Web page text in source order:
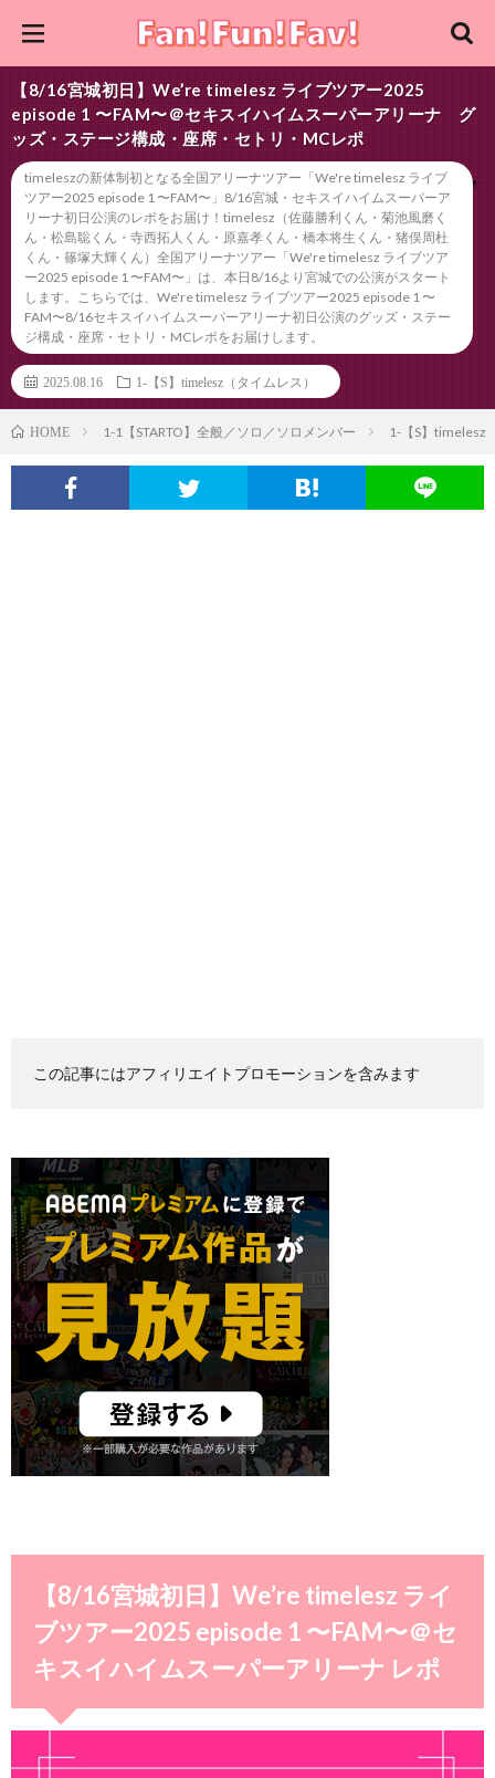
【8/16宮城初日】We’re timelesz ライブツアー2025
episode 1 〜FAM〜＠セキスイハイムスーパーアリーナ グ
ッズ・ステージ構成・座席・セトリ・MCレポ
timeleszの新体制初となる全国アリーナツアー「We're timelesz ライブ
ツアー2025 episode 1 〜FAM〜」8/16宮城・セキスイハイムスーパーア
リーナ初日公演のレポをお届け！timelesz（佐藤勝利くん・菊池風磨く
ん・松島聡くん・寺西拓人くん・原嘉孝くん・橋本将生くん・猪俣周杜
くん・篠塚大輝くん）全国アリーナツアー「We're timelesz ライブツア
ー2025 episode 1 〜FAM〜」は、本日8/16より宮城での公演がスタート
します。こちらでは、We're timelesz ライブツアー2025 episode 1 〜
FAM〜8/16セキスイハイムスーパーアリーナ初日公演のグッズ・ステー
ジ構成・座席・セトリ・MCレポをお届けします。
2025.08.16 1-【S】timelesz（タイムレス）
HOME 1-1【STARTO】全般／ソロ／ソロメンバー 1-【S】timelesz
この記事にはアフィリエイトプロモーションを含みます
【8/16宮城初日】We’re timelesz ライ
ブツアー2025 episode 1 〜FAM〜＠セ
キスイハイムスーパーアリーナ レポ